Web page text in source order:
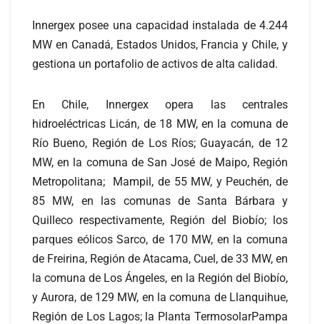
Innergex posee una capacidad instalada de 4.244
MW en Canadá, Estados Unidos, Francia y Chile, y
gestiona un portafolio de activos de alta calidad.
En Chile, Innergex opera las centrales
hidroeléctricas Licán, de 18 MW, en la comuna de
Río Bueno, Región de Los Ríos; Guayacán, de 12
MW, en la comuna de San José de Maipo, Región
Metropolitana; Mampil, de 55 MW, y Peuchén, de
85 MW, en las comunas de Santa Bárbara y
Quilleco respectivamente, Región del Biobío; los
parques eólicos Sarco, de 170 MW, en la comuna
de Freirina, Región de Atacama, Cuel, de 33 MW, en
la comuna de Los Ángeles, en la Región del Biobío,
y Aurora, de 129 MW, en la comuna de Llanquihue,
Región de Los Lagos; la Planta TermosolarPampa